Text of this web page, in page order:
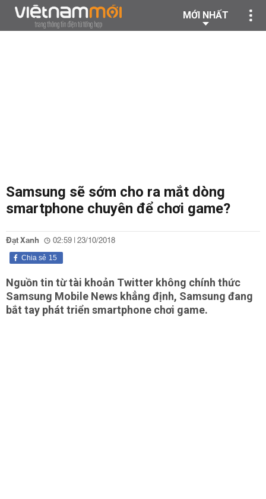
MỚI NHẤT
Samsung sẽ sớm cho ra mắt dòng
smartphone chuyên để chơi game?
Đạt Xanh 02:59 | 23/10/2018
15
Chia sẻ
Nguồn tin từ tài khoản Twitter không chính thức
Samsung Mobile News khẳng định, Samsung đang
bắt tay phát triển smartphone chơi game.